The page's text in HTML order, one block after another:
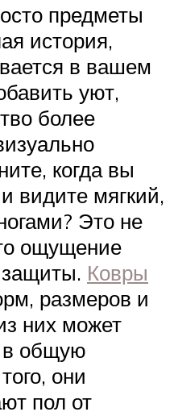
предметы
история,
в вашем
уют,
более
когда вы
видите мягкий,
Это не
ощущение
Ковры
размеров и
них может
в общую
они
пол от